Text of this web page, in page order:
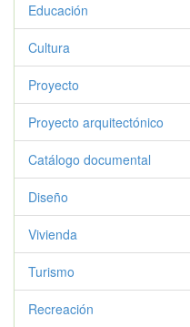
Educación
Cultura
Proyecto
Proyecto arquitectónico
Catálogo documental
Diseño
Vivienda
Turismo
Recreación